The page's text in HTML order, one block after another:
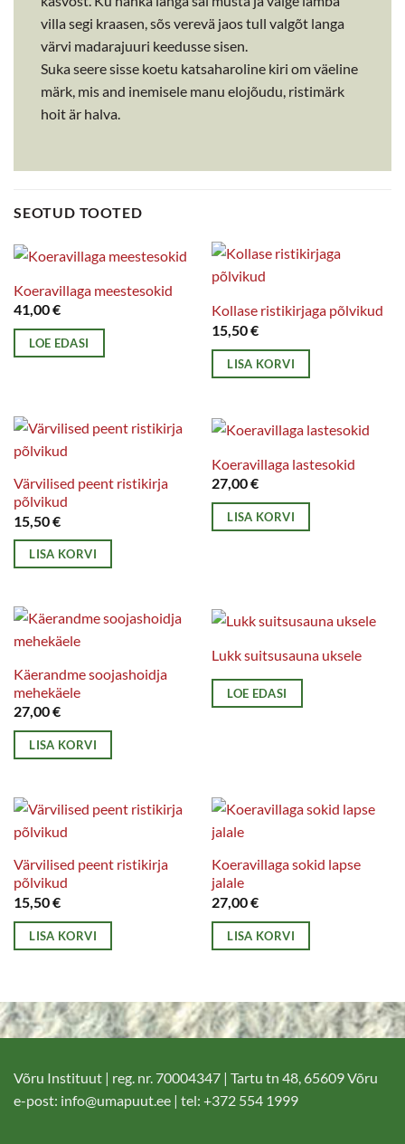
villa segi kraasen, sõs verevä jaos tull valgõt langa
värvi madarajuuri keedusse sisen.
Suka seere sisse koetu katsaharoline kiri om väeline
märk, mis and inemisele manu elojõudu, ristimärk
hoit är halva.
SEOTUD TOOTED
Koeravillaga meestesokid
41,00€
LOE EDASI
Kollase ristikirjaga põlvikud
15,50€
LISA KORVI
Värvilised peent ristikirja
põlvikud
15,50€
LISA KORVI
Koeravillaga lastesokid
27,00€
LISA KORVI
Käerandme soojashoidja
mehekäele
27,00€
LISA KORVI
Lukk suitsusauna uksele
LOE EDASI
Värvilised peent ristikirja
põlvikud
15,50€
LISA KORVI
Koeravillaga sokid lapse
jalale
27,00€
LISA KORVI
Võru Instituut | reg. nr. 70004347 | Tartu tn 48, 65609 Võru
e-post: info@umapuut.ee | tel: +372 554 1999